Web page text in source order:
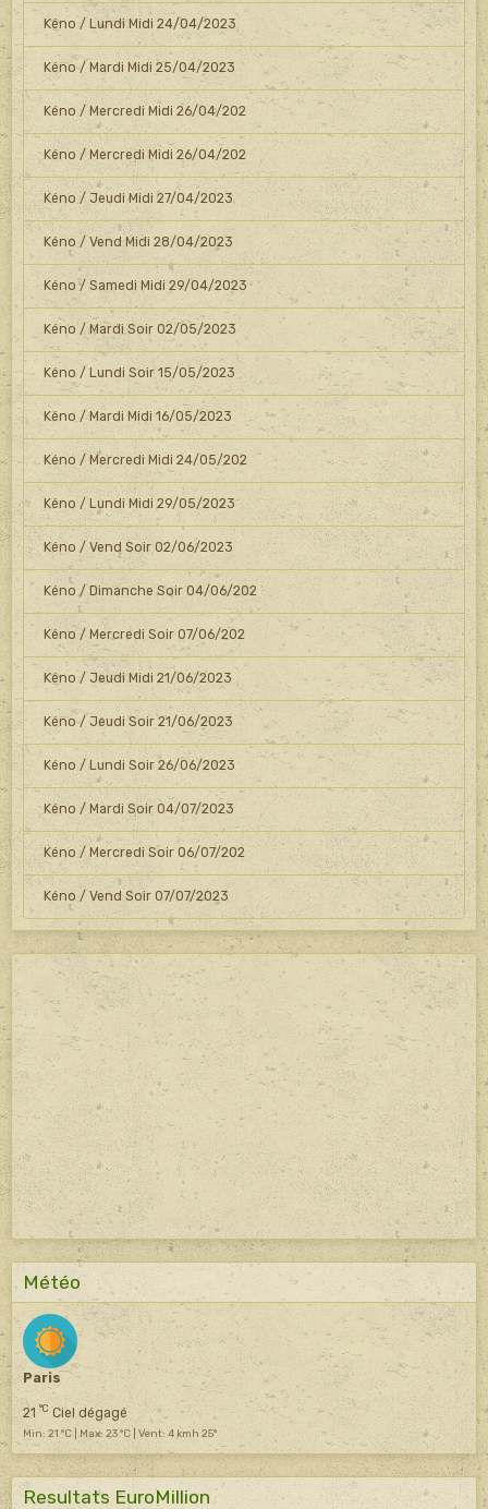
Kéno / Lundi Midi 24/04/2023
Kéno / Mardi Midi 25/04/2023
Kéno / Mercredi Midi 26/04/202
Kéno / Mercredi Midi 26/04/202
Kéno / Jeudi Midi 27/04/2023
Kéno / Vend Midi 28/04/2023
Kéno / Samedi Midi 29/04/2023
Kéno / Mardi Soir 02/05/2023
Kéno / Lundi Soir 15/05/2023
Kéno / Mardi Midi 16/05/2023
Kéno / Mercredi Midi 24/05/202
Kéno / Lundi Midi 29/05/2023
Kéno / Vend Soir 02/06/2023
Kéno / Dimanche Soir 04/06/202
Kéno / Mercredi Soir 07/06/202
Kéno / Jeudi Midi 21/06/2023
Kéno / Jeudi Soir 21/06/2023
Kéno / Lundi Soir 26/06/2023
Kéno / Mardi Soir 04/07/2023
Kéno / Mercredi Soir 06/07/202
Kéno / Vend Soir 07/07/2023
Météo
Paris
21 °C Ciel dégagé
Min: 21 °C | Max: 23 °C | Vent: 4 kmh 25°
Resultats EuroMillion